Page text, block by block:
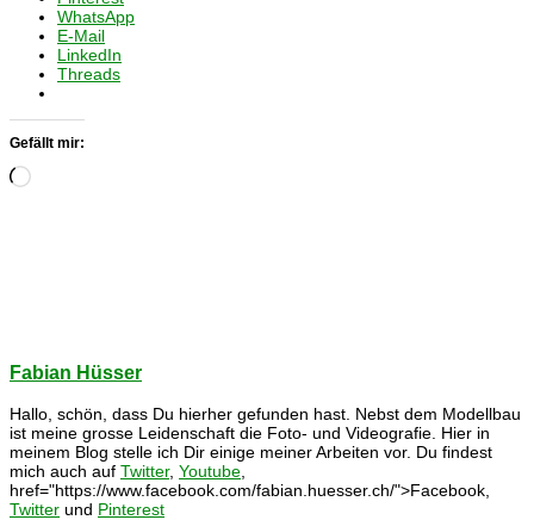
WhatsApp
E-Mail
LinkedIn
Threads
Gefällt mir:
Wird
Fabian Hüsser
Hallo, schön, dass Du hierher gefunden hast. Nebst dem Modellbau
ist meine grosse Leidenschaft die Foto- und Videografie. Hier in
meinem Blog stelle ich Dir einige meiner Arbeiten vor. Du findest
mich auch auf Twitter, Youtube
href="https://www.facebook.com/fabian.huesser.ch/">Facebook,
Twitter und Pinterest